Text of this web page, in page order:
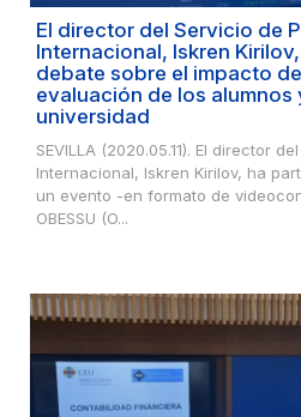
El director del Servicio de
Internacional, Iskren
debate sobre el impacto
evaluación de los alumnos
universidad
SEVILLA (2020.05.11). El director
Internacional, Iskren Kirilov, ha
un evento -en formato de
OBESSU (O...